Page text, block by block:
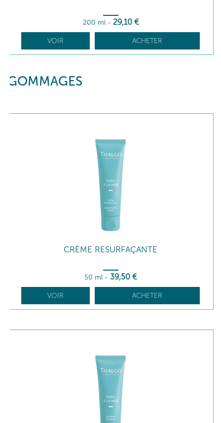
200 ml - 29,10 €
VOIR ACHETER
GOMMAGES
CRÈME RESURFAÇANTE
50 ml - 39,50 €
VOIR ACHETER